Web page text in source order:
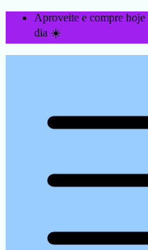
Aproveite e compre
dia ☀️